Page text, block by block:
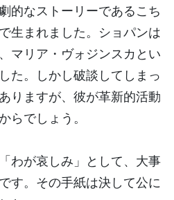
的なストーリーであるこち
生まれました。ショパンは
マリア・ヴォジンスカとい
た。しかし破談してしまっ
りますが、彼が革新的活動
らでしょう。
わが哀しみ」として、大事
す。その手紙は決して公に